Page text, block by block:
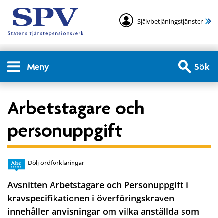
Självbetjäningstjänster
Meny Sök
Arbetstagare och
personuppgift
Dölj ordförklaringar
Avsnitten Arbetstagare och Personuppgift i
kravspecifikationen i överföringskraven
innehåller anvisningar om vilka anställda som